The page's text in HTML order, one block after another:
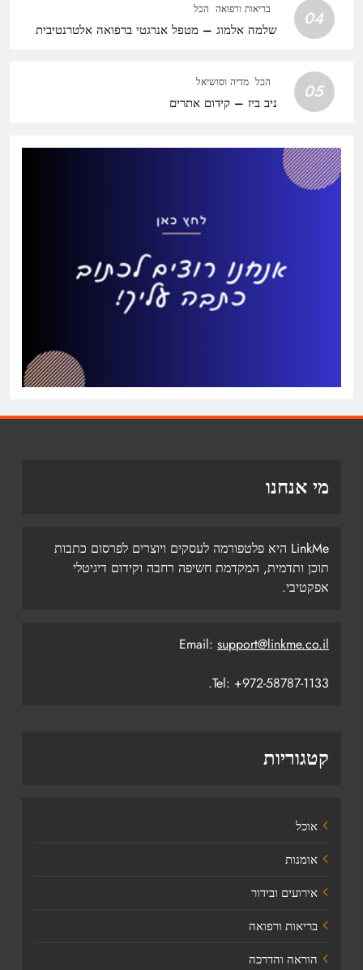
04 בריאות ורפואה הכל
שלמה אלמוג – מטפל אנרגטי ברפואה אלטרנטיבית
05 הכל מדיה וסושיאל
ניב ביז – קידום אתרים
מי אנחנו
LinkMe היא פלטפורמה לעסקים ויוצרים לפרסום כתבות
תוכן ותדמית, המקדמת חשיפה רחבה וקידום דיגיטלי
אפקטיבי.
Email: support@linkme.co.il
Tel: +972-58787-1133.
קטגוריות
אוכל
אומנות
אירועים ובידור
בריאות ורפואה
הוראה והדרכה